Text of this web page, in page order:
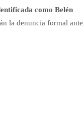
como Belén
la denuncia formal ante